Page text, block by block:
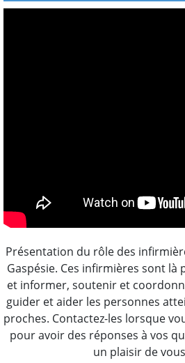
Présentation du rôle des
Gaspésie. Ces infirmières sont là
et informer, soutenir et
guider et aider les personnes
proches. Contactez-les lorsque
pour avoir des réponses à vos
un plaisir de